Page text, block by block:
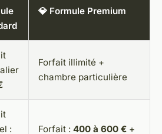
💎 Formule Premium
Forfait illimité +
chambre particulière
:
Forfait : 400 à 600 € +